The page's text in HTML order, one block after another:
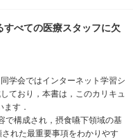
べての医療スタッフに欠
学会ではインターネット学習シ
ており，本書は，このカリキュ
す．
で構成され，摂食嚥下領域の基
れた最重要事項をわかりやす